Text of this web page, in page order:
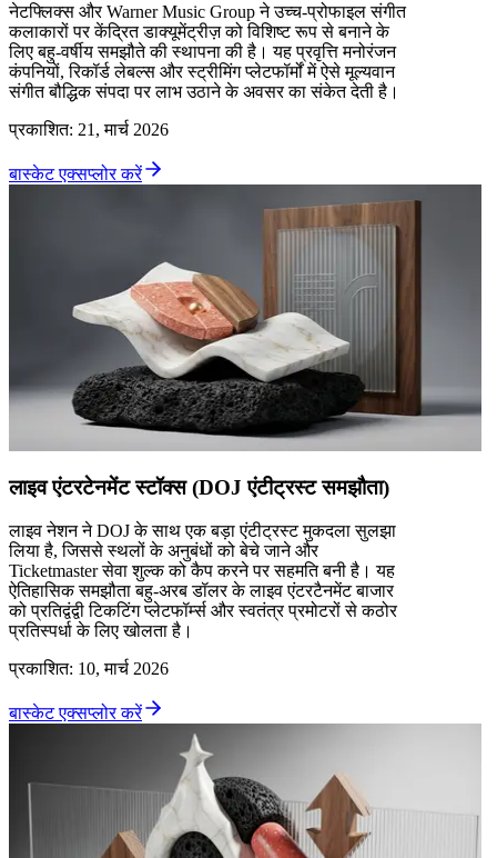
नेटफ्लिक्स और Warner Music Group ने उच्च-प्रोफाइल संगीत
कलाकारों पर केंद्रित डाक्यूमेंट्रीज़ को विशिष्ट रूप से बनाने के
लिए बहु-वर्षीय समझौते की स्थापना की है। यह प्रवृत्ति मनोरंजन
कंपनियों, रिकॉर्ड लेबल्स और स्ट्रीमिंग प्लेटफॉर्मों में ऐसे मूल्यवान
संगीत बौद्धिक संपदा पर लाभ उठाने के अवसर का संकेत देती है।
प्रकाशित: 21, मार्च 2026
बास्केट एक्सप्लोर करें
लाइव एंटरटेनमेंट स्टॉक्स (DOJ एंटीट्रस्ट समझौता)
लाइव नेशन ने DOJ के साथ एक बड़ा एंटीट्रस्ट मुकदला सुलझा
लिया है, जिससे स्थलों के अनुबंधों को बेचे जाने और
Ticketmaster सेवा शुल्क को कैप करने पर सहमति बनी है। यह
ऐतिहासिक समझौता बहु-अरब डॉलर के लाइव एंटरटैनमेंट बाजार
को प्रतिद्वंद्वी टिकटिंग प्लेटफॉर्म्स और स्वतंत्र प्रमोटरों से कठोर
प्रतिस्पर्धा के लिए खोलता है।
प्रकाशित: 10, मार्च 2026
बास्केट एक्सप्लोर करें